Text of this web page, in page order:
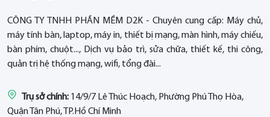
CÔNG TY TNHH PHẦN MỀM D2K - Chuyên cung cấp: Máy chủ,
máy tính bàn, laptop, máy in, thiết bị mạng, màn hình, máy chiếu,
bàn phím, chuột..., Dịch vụ bảo trì, sửa chữa, thiết kế, thi công,
quản trị hệ thống mạng, wifi, tổng đài...
Trụ sở chính: 14/9/7 Lê Thúc Hoạch, Phường Phú Thọ Hòa,
Quận Tân Phú, TP.Hồ Chí Minh